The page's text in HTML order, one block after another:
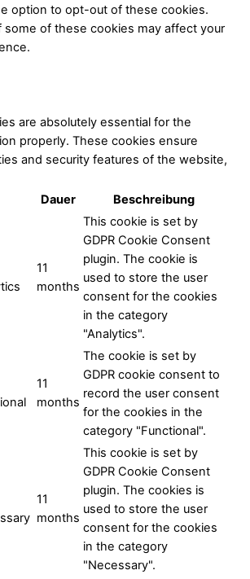
option to opt-out of these cookies.
some of these cookies may affect your
are absolutely essential for the
properly. These cookies ensure
and security features of the website,
Dauer Beschreibung
11
months
This cookie is set by
GDPR Cookie Consent
plugin. The cookie is
used to store the user
consent for the cookies
in the category
"Analytics".
11
months
The cookie is set by
GDPR cookie consent to
record the user consent
for the cookies in the
category "Functional".
11
months
This cookie is set by
GDPR Cookie Consent
plugin. The cookies is
used to store the user
consent for the cookies
in the category
"Necessary".